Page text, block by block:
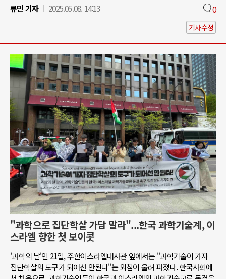
류민 기자
2025.05.08. 14:13 0
기사수정
"과학으로 집단학살 가담 말라"...한국 과학기술계, 이
스라엘 향한 첫 보이콧
'과학의 날'인 21일, 주한이스라엘대사관 앞에서는 "과학기술이 가자
집단학살의 도구가 되어선 안된다"는 외침이 울려 퍼졌다. 한국사회에